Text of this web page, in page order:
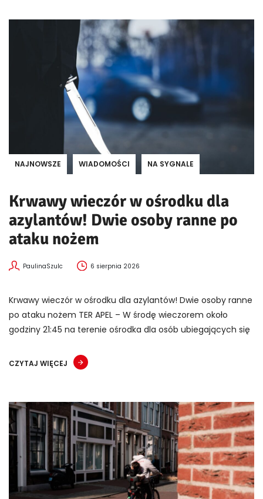
NAJNOWSZE WIADOMOŚCI NA SYGNALE
Krwawy wieczór w ośrodku dla
azylantów! Dwie osoby ranne po
ataku nożem
PaulinaSzulc 6 sierpnia 2026
Krwawy wieczór w ośrodku dla azylantów! Dwie osoby ranne
po ataku nożem TER APEL – W środę wieczorem około
godziny 21:45 na terenie ośrodka dla osób ubiegających się
CZYTAJ WIĘCEJ